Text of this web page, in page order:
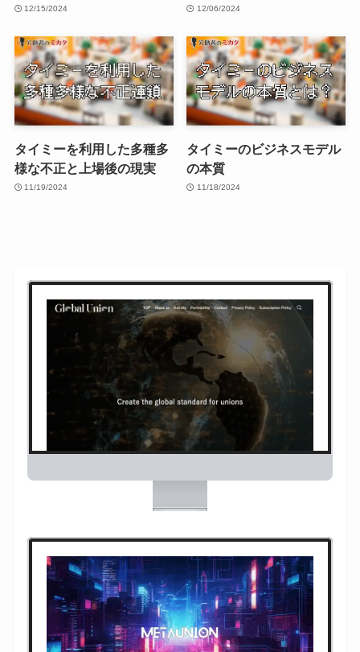
12/15/2024 12/06/2024
タイミーを利用した多種多
様な不正と上場後の現実
11/19/2024
タイミーのビジネスモデル
の本質
11/18/2024